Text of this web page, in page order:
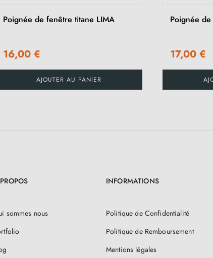
Poignée de fenêtre titane LIMA
16,00 €
AJOUTER AU PANIER
Poignée
17,00 €
sommes nous
INFORMATIONS
Politique de Confidentialité
Politique de Remboursement
Mentions légales